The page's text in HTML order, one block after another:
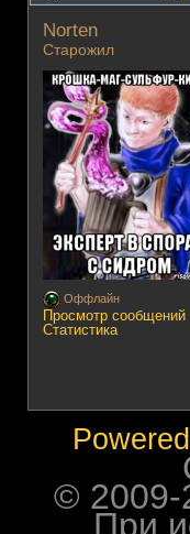
Norten
Старожил
Оффлайн
Просмотр сообщений
Статистика